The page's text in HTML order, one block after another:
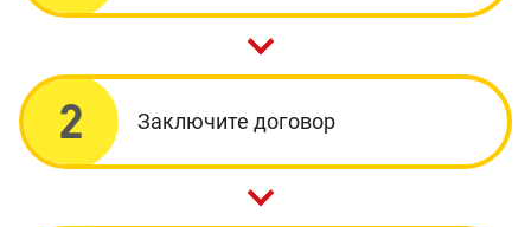
2 Заключите договор